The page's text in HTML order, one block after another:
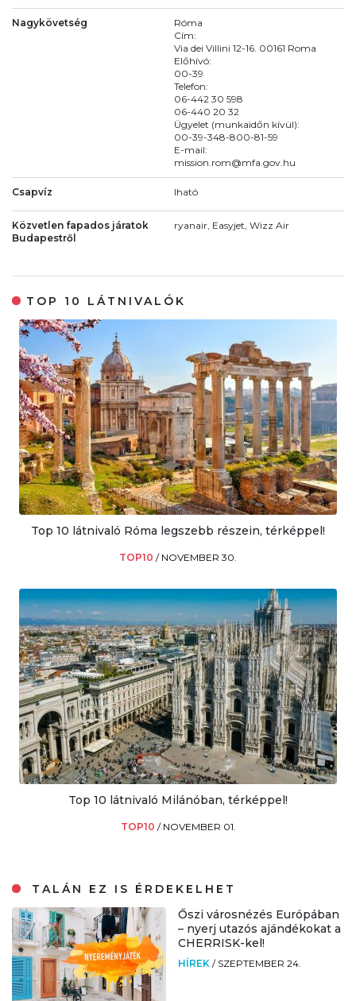
Nagykövetség
Róma
Cím:
Via dei Villini 12-16. 00161 Roma
Előhívó:
00-39
Telefon:
06-442 30 598
06-440 20 32
Ügyelet (munkaidőn kívül):
00-39-348-800-81-59
E-mail:
mission.rom@mfa.gov.hu
Csapvíz Iható
Közvetlen fapados járatok
Budapestről
ryanair, Easyjet, Wizz Air
TOP 10 LÁTNIVALÓK
Top 10 látnivaló Róma legszebb részein, térképpel!
TOP10 / NOVEMBER 30.
Top 10 látnivaló Milánóban, térképpel!
TOP10 / NOVEMBER 01.
TALÁN EZ IS ÉRDEKELHET
Őszi városnézés Európában
– nyerj utazós ajándékokat a
CHERRISK-kel!
HÍREK / SZEPTEMBER 24.